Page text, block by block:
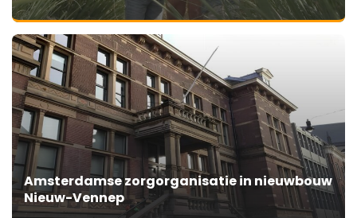
Amsterdamse zorgorganisatie in nieuwbouw
Nieuw-Vennep